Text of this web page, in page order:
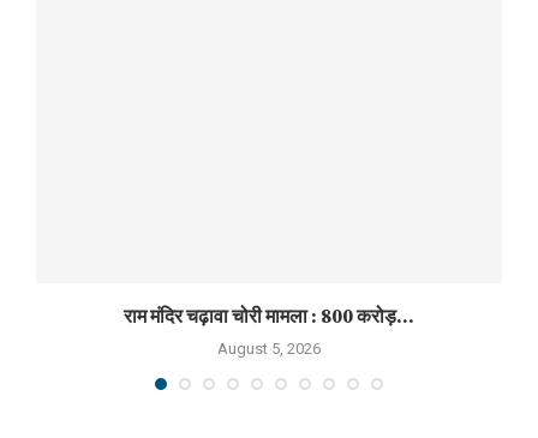
राम मंदिर चढ़ावा चोरी मामला : 800 करोड़...
August 5, 2026